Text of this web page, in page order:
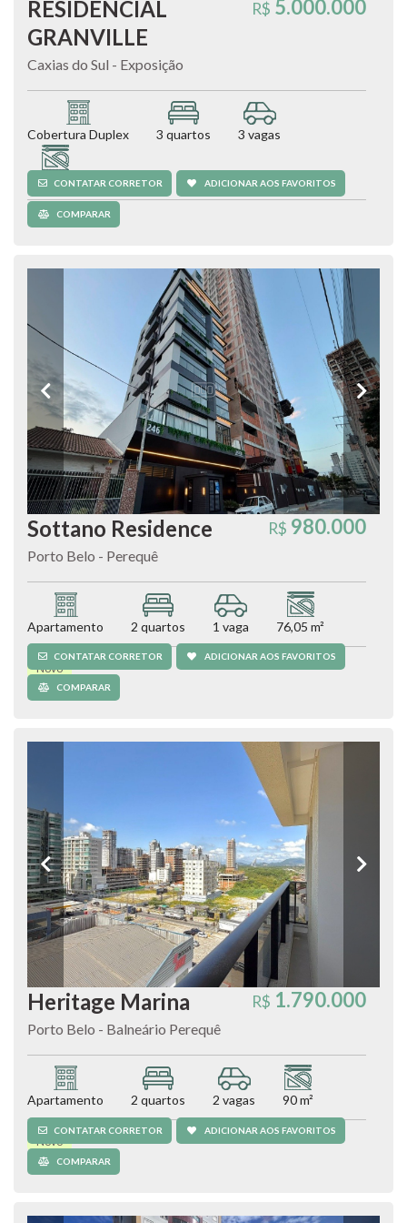
R$ 5.000.000
RESIDENCIAL
GRANVILLE
Caxias do Sul - Exposição
Cobertura Duplex 3 quartos 3 vagas
576,61 m²
CONTATAR CORRETOR ADICIONAR AOS FAVORITOS
COMPARAR
R$ 980.000
Sottano Residence
Porto Belo - Perequê
Apartamento 2 quartos 1 vaga 76,05 m²
Novo
CONTATAR CORRETOR ADICIONAR AOS FAVORITOS
COMPARAR
R$ 1.790.000
Heritage Marina
Porto Belo - Balneário Perequê
Apartamento 2 quartos 2 vagas 90 m²
Novo
CONTATAR CORRETOR ADICIONAR AOS FAVORITOS
COMPARAR